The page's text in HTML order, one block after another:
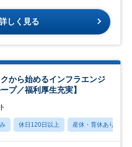
しく見る
クから始めるインフラエンジ
プ／福利厚生充実】
休日120日以上 産休・育休あり